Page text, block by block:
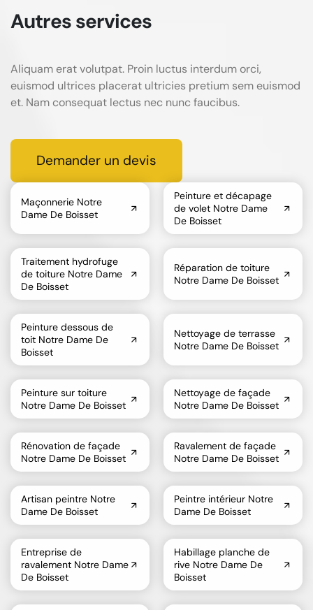
Autres services
Aliquam erat volutpat. Proin luctus interdum orci,
euismod ultrices placerat ultricies pretium sem euismod
et. Nam consequat lectus nec nunc faucibus.
Demander un devis
Maçonnerie Notre
Dame De Boisset
Peinture et décapage
de volet Notre Dame
De Boisset
Traitement hydrofuge
de toiture Notre Dame
De Boisset
Réparation de toiture
Notre Dame De Boisset
Peinture dessous de
toit Notre Dame De
Boisset
Nettoyage de terrasse
Notre Dame De Boisset
Peinture sur toiture
Notre Dame De Boisset
Nettoyage de façade
Notre Dame De Boisset
Rénovation de façade
Notre Dame De Boisset
Ravalement de façade
Notre Dame De Boisset
Artisan peintre Notre
Dame De Boisset
Peintre intérieur Notre
Dame De Boisset
Entreprise de
ravalement Notre Dame
De Boisset
Habillage planche de
rive Notre Dame De
Boisset